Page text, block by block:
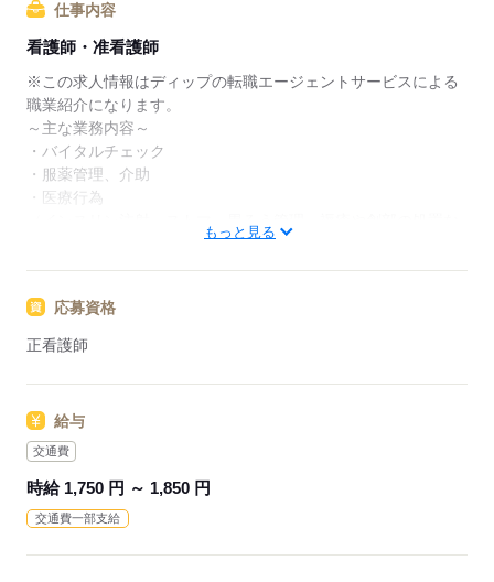
日本最大級の求人情報の中からぴったりな求人をご紹
介。
履歴書作成のアドバイスや面接日の調整だけでなく、
お給料、お休み、入職時期の交渉もサポートします。
【もちろん無料】
費用は一切かかりません。
仕事内容
看護師・准看護師
※この求人情報はディップの転職エージェントサービスによる
職業紹介になります。
～主な業務内容～
・バイタルチェック
・服薬管理、介助
・医療行為
・機能訓練
・サービス記録 など
お客様とのコミュニケーションやレクリエーション、
す。
客様一人ひとりのニーズに合わせたサービスを提供していま
す。
もっと見る
応募資格
正看護師
給与
交通費
時給 1,750 円 ～ 1,850 円
交通費一部支給